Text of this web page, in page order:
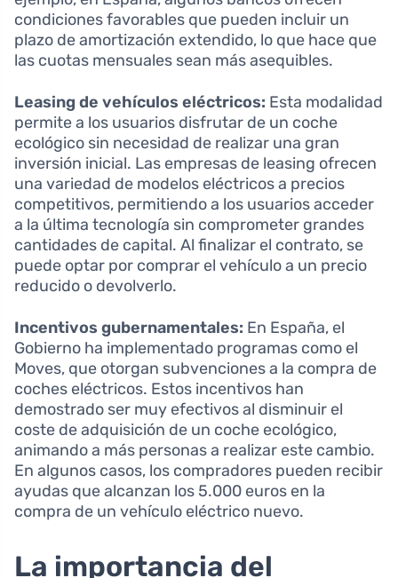
condiciones favorables que pueden incluir un
plazo de amortización extendido, lo que hace que
las cuotas mensuales sean más asequibles.
Leasing de vehículos eléctricos: Esta modalidad
permite a los usuarios disfrutar de un coche
ecológico sin necesidad de realizar una gran
inversión inicial. Las empresas de leasing ofrecen
una variedad de modelos eléctricos a precios
competitivos, permitiendo a los usuarios acceder
a la última tecnología sin comprometer grandes
cantidades de capital. Al finalizar el contrato, se
puede optar por comprar el vehículo a un precio
reducido o devolverlo.
Incentivos gubernamentales: En España, el
Gobierno ha implementado programas como el
Moves, que otorgan subvenciones a la compra de
coches eléctricos. Estos incentivos han
demostrado ser muy efectivos al disminuir el
coste de adquisición de un coche ecológico,
animando a más personas a realizar este cambio.
En algunos casos, los compradores pueden recibir
ayudas que alcanzan los 5.000 euros en la
compra de un vehículo eléctrico nuevo.
La importancia del